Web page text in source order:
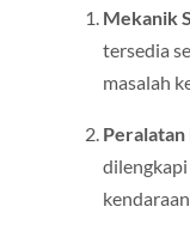
Mekanik
tersedia
masalah
Peralatan